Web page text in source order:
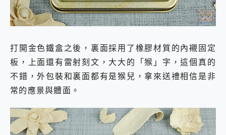
打開金色鐵盒之後，裏面採用了橡膠材質的內襯固定
板，上面還有雷射刻文，大大的「猴」字，這個真的
不錯，外包裝和裏面都有是猴兒，拿來送禮相信是非
常的應景與體面。